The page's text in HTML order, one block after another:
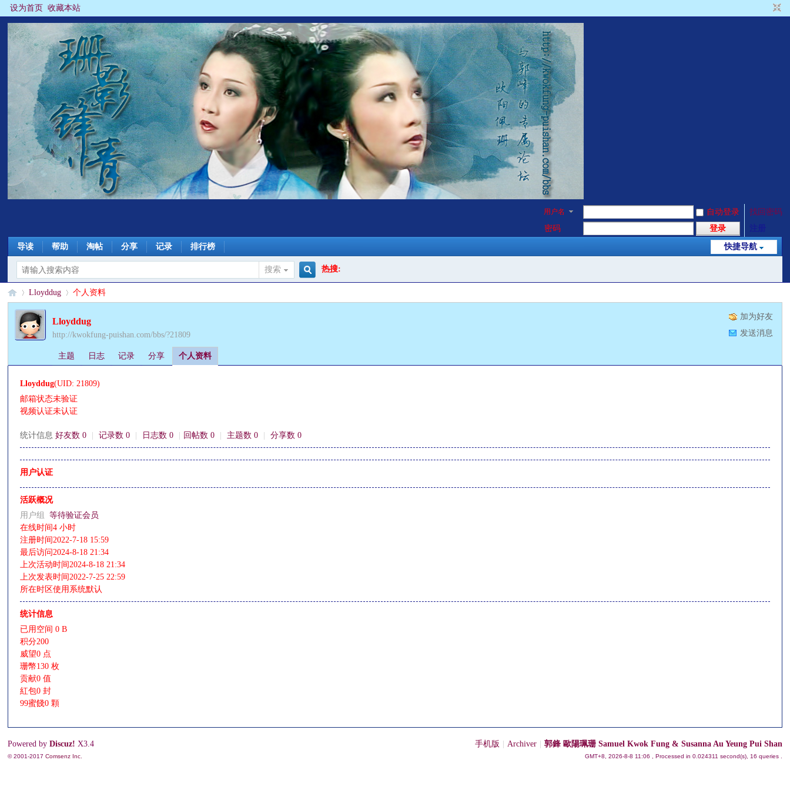
设为首页 收藏本站
用户名 自动登录
找回密码
密码
登录
快捷导航
导读 帮助 淘帖 分享 记录 排行榜
搜索 热搜:
›
Lloyddug 个人资料
加为好友
发送消息
Lloyddug
http://kwokfung-puishan.com/bbs/?21809
主题 日志 记录 分享 个人资料
Lloyddug(UID: 21809)
邮箱状态未验证
视频认证未认证
统计信息 好友数 0 记录数 0 日志数 0 回帖数 0 主题数 0 分享数 0
用户认证
活跃概况
用户组等待验证会员
在线时间4 小时
注册时间2022-7-18 15:59
最后访问2024-8-18 21:34
上次活动时间2024-8-18 21:34
上次发表时间2022-7-25 22:59
所在时区使用系统默认
统计信息
已用空间 0 B
积分200
威望0 点
珊幣130 枚
贡献0 值
紅包0 封
99蜜餞0 顆
手机版 Archiver 郭鋒 歐陽珮珊 Samuel Kwok Fung & Susanna Au Yeung Pui Shan
GMT+8, 2026-8-8 11:06 , Processed in 0.024311 second(s), 16 queries .
Powered byDiscuz! X3.4
© 2001-2017Comsenz Inc.